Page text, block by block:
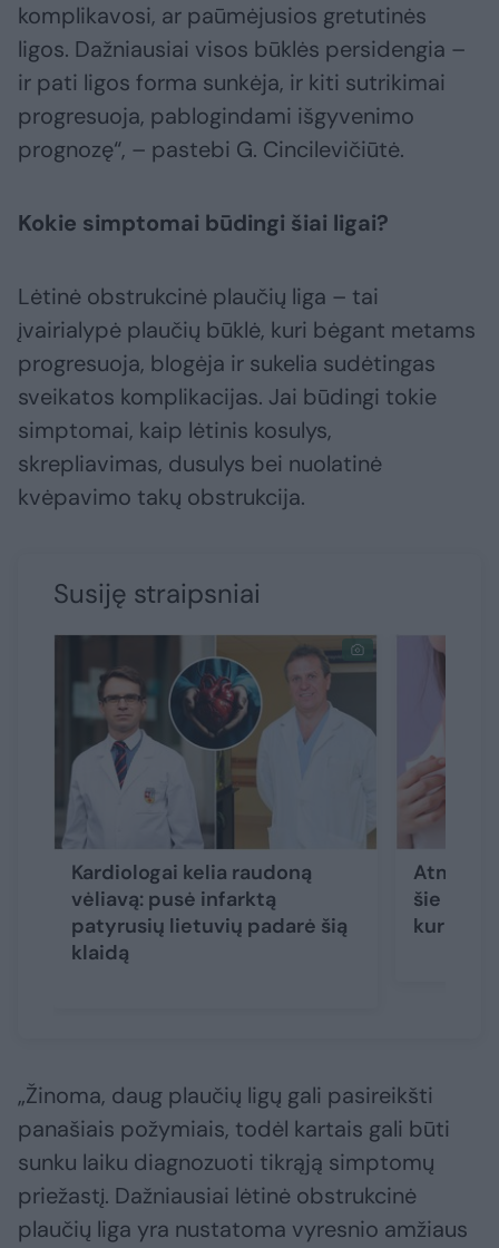
komplikavosi, ar paūmėjusios gretutinės
ligos. Dažniausiai visos būklės persidengia –
ir pati ligos forma sunkėja, ir kiti sutrikimai
progresuoja, pablogindami išgyvenimo
prognozę“, – pastebi G. Cincilevičiūtė.
Kokie simptomai būdingi šiai ligai?
Lėtinė obstrukcinė plaučių liga – tai
įvairialypė plaučių būklė, kuri bėgant metams
progresuoja, blogėja ir sukelia sudėtingas
sveikatos komplikacijas. Jai būdingi tokie
simptomai, kaip lėtinis kosulys,
skrepliavimas, dusulys bei nuolatinė
kvėpavimo takų obstrukcija.
Susiję straipsniai
Kardiologai kelia raudoną
vėliavą: pusė infarktą
patyrusių lietuvių padarė šią
klaidą
šie
kuri
„Žinoma, daug plaučių ligų gali pasireikšti
panašiais požymiais, todėl kartais gali būti
sunku laiku diagnozuoti tikrąją simptomų
priežastį. Dažniausiai lėtinė obstrukcinė
plaučių liga yra nustatoma vyresnio amžiaus